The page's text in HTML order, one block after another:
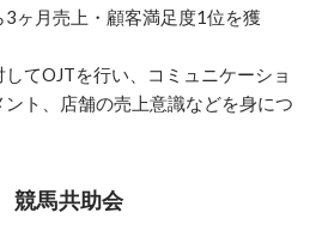
3ヶ月売上・顧客満足度1位を獲
てOJTを行い、コミュニケーショ
ント、店舗の売上意識などを身につ
競馬共助会